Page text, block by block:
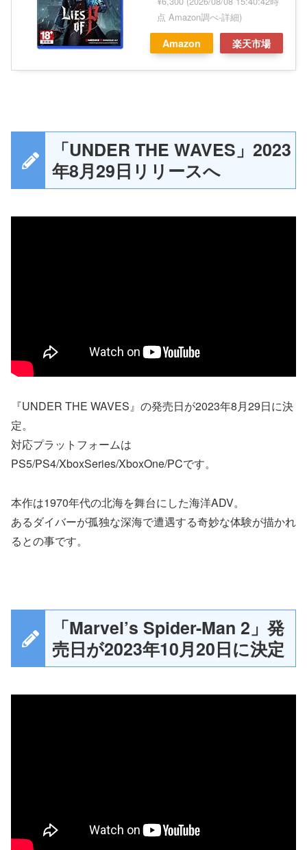
点 Amazon調べ-詳細)
Amazon 楽天市場
「UNDER THE WAVES」2023
年8月29日リリースへ
『UNDER THE WAVES』の発売日が2023年8月29日に決
定。
対応プラットフォームは
PS5/PS4/XboxSeries/XboxOne/PCです。
本作は1970年代の北海を舞台にした海洋ADV。
あるダイバーが孤独な深海で遭遇する奇妙な体験が描かれ
るとの事です。
「Marvel’s Spider-Man 2」発
売日が2023年10月20日に決定